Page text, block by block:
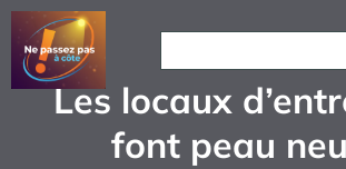
Les locaux
font peau